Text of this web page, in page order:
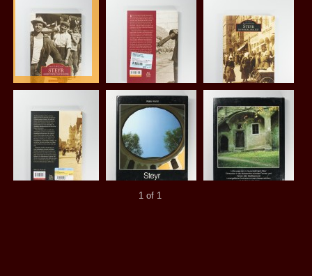
1 of 1